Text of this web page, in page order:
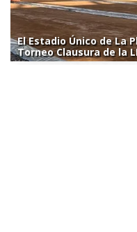
El Estadio Único de La
Torneo Clausura de la